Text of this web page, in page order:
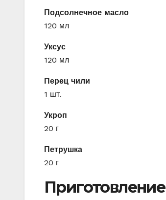
Подсолнечное масло
120 мл
Уксус
120 мл
Перец чили
1 шт.
Укроп
20 г
Петрушка
20 г
Приготовление